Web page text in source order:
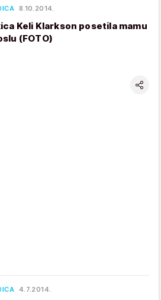
8.10.2014.
Keli Klarkson posetila mamu
(FOTO)
4.7.2014.